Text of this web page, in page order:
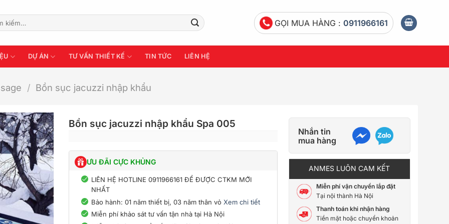
GỌI MUA HÀNG : 0911966161
DỰ ÁN TƯ VẤN THIẾT KẾ TIN TỨC LIÊN HỆ
/ Bồn sục jacuzzi nhập khẩu
Bồn sục jacuzzi nhập khẩu Spa 005
ƯU ĐÃI CỰC KHỦNG
LIÊN HỆ HOTLINE 0911966161 ĐỂ ĐƯỢC CTKM MỚI
NHẤT
Bảo hành: 01 năm thiết bị, 03 năm thân vỏXem chi tiết
Miễn phí khảo sát tư vấn tận nhà tại Hà Nội
Nhắn tin
mua hàng
ANMES LUÔN CAM KẾT
Miễn phí vận chuyển lắp đặt
Tại nội thành Hà Nội
Thanh toán khi nhận hàng
Tiền mặt hoặc chuyển khoản